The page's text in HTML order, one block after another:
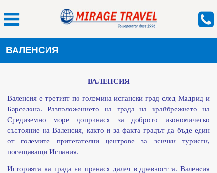
ВАЛЕНСИЯ
ВАЛЕНСИЯ
Валенсия е третият по големина испански градслед Мадрид и
Барселона. Разположението на града на крайбрежието на
Средиземно море допринася за доброто икономическо
състояние на Валенсия, както и за факта градът да бъде един
от големите притегателни центрове за всички туристи,
посещаващи Испания.
Историята на града ни пренася далеч в древността. Валенсия